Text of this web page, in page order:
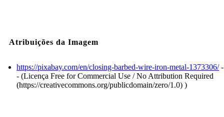
Atribuições da Imagem
https://pixabay.com/en/closing-barbed-wire-iron-metal-1373306/-
- (Licença Free for Commercial Use / No Attribution Required
(https://creativecommons.org/publicdomain/zero/1.0) )